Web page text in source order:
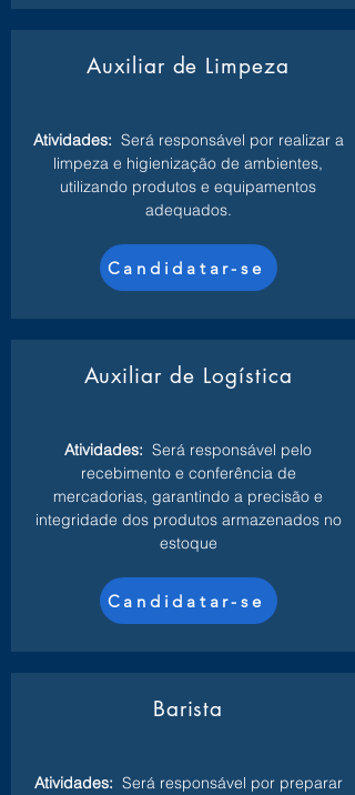
Auxiliar de Limpeza
Atividades: Será responsável por realizar a
limpeza e higienização de ambientes,
utilizando produtos e equipamentos
adequados.
Candidatar-se
Auxiliar de Logística
Atividades: Será responsável pelo
recebimento e conferência de
mercadorias, garantindo a precisão e
integridade dos produtos armazenados no
estoque
Candidatar-se
Barista
Atividades: Será responsável por preparar